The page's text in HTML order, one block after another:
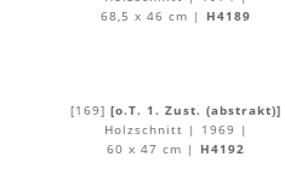
68,5 x 46 cm |
H4189
[169] [o.T. 1. Zust. (abstrakt)]
Holzschnitt | 1969 |
60 x 47 cm |
H4192